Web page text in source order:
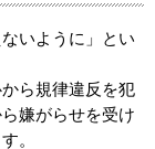
いように」とい
ら規律違反を犯
嫌がらせを受け
。